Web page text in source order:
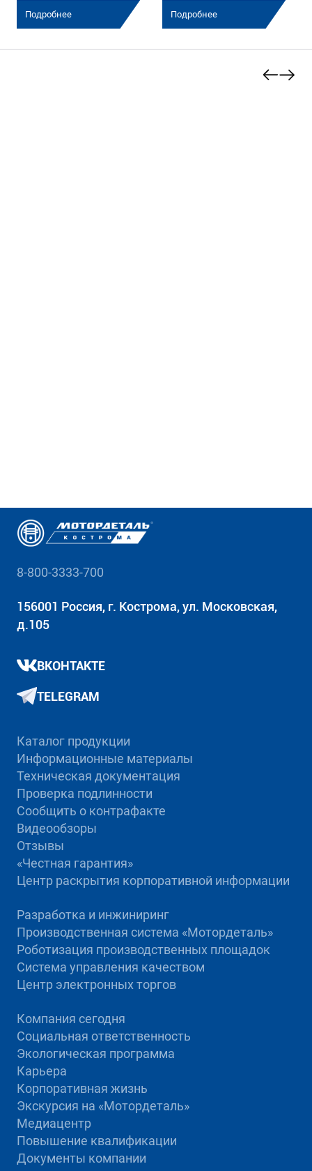
Подробнее Подробнее
8-800-3333-700
156001 Россия, г. Кострома, ул. Московская,
д.105
ВКОНТАКТЕ
TELEGRAM
Каталог продукции
Информационные материалы
Техническая документация
Проверка подлинности
Сообщить о контрафакте
Видеообзоры
Отзывы
«Честная гарантия»
Центр раскрытия корпоративной информации
Разработка и инжиниринг
Производственная система «Mотордеталь»
Роботизация производственных площадок
Система управления качеством
Центр электронных торгов
Компания сегодня
Социальная ответственность
Экологическая программа
Карьера
Корпоративная жизнь
Экскурсия на «Мотордеталь»
Медиацентр
Повышение квалификации
Документы компании